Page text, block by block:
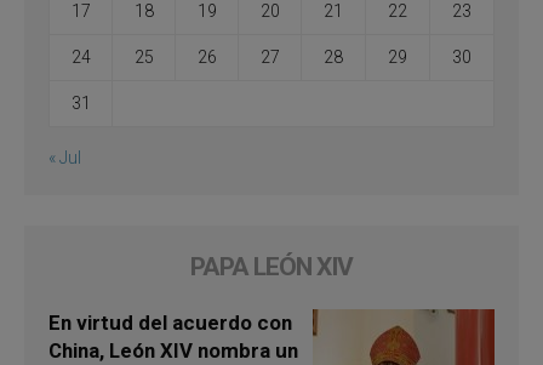
17 18 19 20 21 22 23
24 25 26 27 28 29 30
31
« Jul
PAPA LEÓN XIV
En virtud del acuerdo con
China, León XIV nombra un